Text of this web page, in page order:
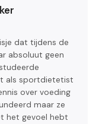
dat tijdens de
absoluut geen
als sportdietetist
over voeding
maar ze
het gevoel hebt